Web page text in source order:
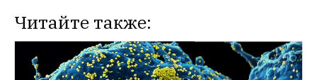
Читайте также: